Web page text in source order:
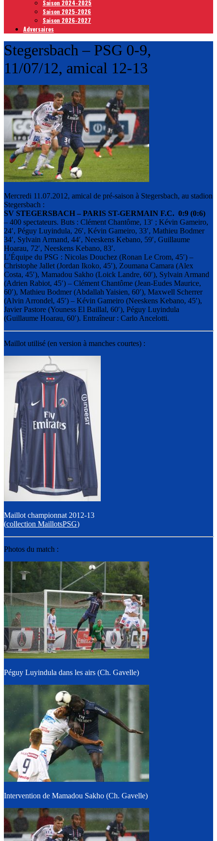
Saison 2024-2025
Saison 2025-2026
Saison 2026-2027
Adversaires
Stegersbach – PSG 0-9,
11/07/12, amical 12-13
Mercredi 11.07.2012, amical de pré-saison à Stegersbach, au stadion
Stegersbach :
SV STEGERSBACH – PARIS ST-GERMAIN F.C. 0:9 (0:6)
– 400 spectateurs. Buts : Clément Chantôme, 13′ ; Kévin Gameiro,
24′, Péguy Luyindula, 26′, Kévin Gameiro, 33′, Mathieu Bodmer
34′, Sylvain Armand, 44′, Neeskens Kebano, 59′, Guillaume
Hoarau, 72′, Neeskens Kebano, 83′.
L’Équipe du PSG : Nicolas Douchez (Ronan Le Crom, 45′) –
Christophe Jallet (Jordan Ikoko, 45′), Zoumana Camara (Alex
Costa, 45′), Mamadou Sakho (Loick Landre, 60′), Sylvain Armand
(Adrien Rabiot, 45′) – Clément Chantôme (Jean-Eudes Maurice,
60′), Mathieu Bodmer (Abdallah Yaisien, 60′), Maxwell Scherrer
(Alvin Arrondel, 45′) – Kévin Gameiro (Neeskens Kebano, 45′),
Javier Pastore (Youness El Baillal, 60′), Péguy Luyindula
(Guillaume Hoarau, 60′). Entraîneur : Carlo Ancelotti.
Maillot utilisé (en version à manches courtes) :
Maillot championnat 2012-13
(collection MaillotsPSG)
Photos du match :
Péguy Luyindula dans les airs (Ch. Gavelle)
Intervention de Mamadou Sakho (Ch. Gavelle)